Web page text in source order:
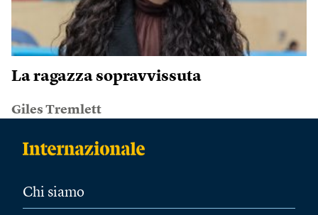
La ragazza sopravvissuta
Giles Tremlett
Chi siamo